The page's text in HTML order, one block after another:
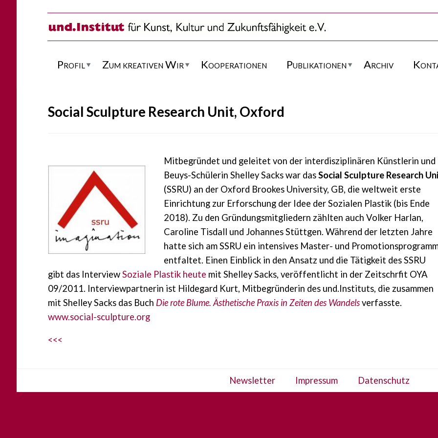
Profil Zum kreativen Wir Kooperationen Publikationen Archiv
Social Sculpture Research Unit, Oxford
Mitbegründet und geleitet von der interdisziplinären Künstlerin und
Beuys-Schülerin Shelley Sacks war dasSocial Sculpture Research
(SSRU) an der Oxford Brookes University, GB, die weltweit erste
Einrichtung zur Erforschung der Idee der Sozialen Plastik (bis Ende
2018). Zu den Gründungsmitgliedern zählten auch Volker Harlan,
Caroline Tisdall und Johannes Stüttgen. Während der letzten Jahre
hatte sich am SSRU ein intensives Master- und
entfaltet. Einen Einblick in den Ansatz und die Tätigkeit des SSRU
gibt das InterviewSoziale Plastik heute mit Shelley Sacks, veröffentlicht in der Zeitschrfit OYA
09/2011. Interviewpartnerin ist Hildegard Kurt, Mitbegründerin des und.Instituts, die zusammen
mit Shelley Sacks das Buch Die rote Blume. Ästhetische Praxis in Zeiten des Wandelsverfasste.
www.social-sculpture.org
<<<
Newsletter Impressum Datenschutz